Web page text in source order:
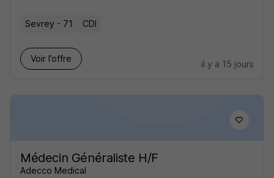
Sevrey - 71 CDI
Voir l’offre
il y a 15 jours
Médecin Généraliste H/F
Adecco Medical